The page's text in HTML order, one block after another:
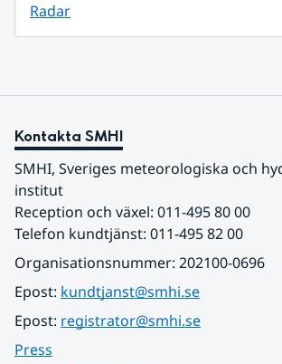
Radar
Kontakta SMHI
SMHI, Sveriges meteorologiska och
institut
Reception och växel: 011-495 80 00
Telefon kundtjänst: 011-495 82 00
Organisationsnummer: 202100-0696
Epost: kundtjanst@smhi.se
Epost: registrator@smhi.se
Press